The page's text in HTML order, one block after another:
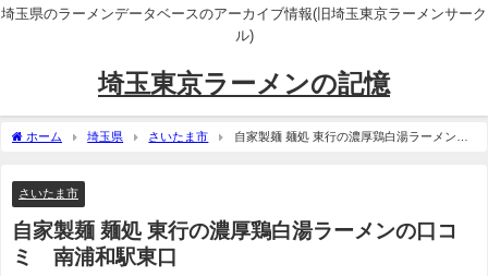
埼玉県のラーメンデータベースのアーカイブ情報(旧埼玉東京ラーメンサーク
ル)
埼玉東京ラーメンの記憶
ホーム 埼玉県 さいたま市
自家製麺 麺処 東行の濃厚鶏白湯ラーメンの
さいたま市
自家製麺 麺処 東行の濃厚鶏白湯ラーメンの口コ
ミ 南浦和駅東口